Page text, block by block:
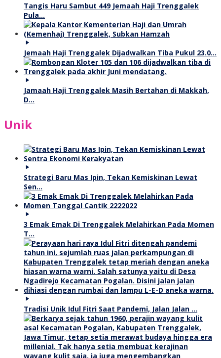
Tangis Haru Sambut 449 Jemaah Haji Trenggalek
Pula…
Jemaah Haji Trenggalek Dijadwalkan Tiba Pukul 23.0…
Jamaah Haji Trenggalek Masih Bertahan di Makkah,
D…
Unik
Strategi Baru Mas Ipin, Tekan Kemiskinan Lewat
Sen…
3 Emak Emak Di Trenggalek Melahirkan Pada Momen
T…
Tradisi Unik Idul Fitri Saat Pandemi, Jalan Jalan …